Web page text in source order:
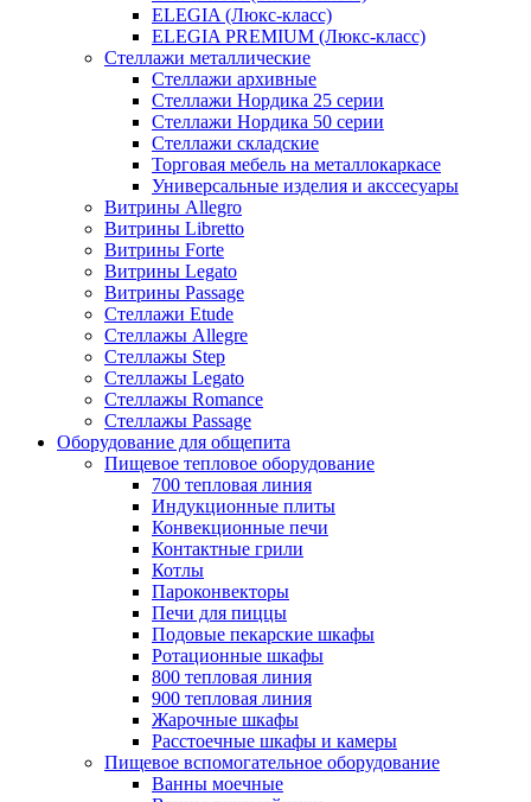
ELEGIA (Люкс-класс)
ELEGIA PREMIUM (Люкс-класс)
Стеллажи металлические
Стеллажи архивные
Стеллажи Нордика 25 серии
Стеллажи Нордика 50 серии
Стеллажи складские
Торговая мебель на металлокаркасе
Универсальные изделия и акссесуары
Витрины Allegro
Витрины Libretto
Витрины Forte
Витрины Legato
Витрины Passage
Стеллажи Etude
Стеллажы Allegre
Стеллажы Step
Стеллажы Legato
Стеллажы Romance
Стеллажы Passage
Оборудование для общепита
Пищевое тепловое оборудование
700 тепловая линия
Индукционные плиты
Конвекционные печи
Контактные грили
Котлы
Пароконвекторы
Печи для пиццы
Подовые пекарские шкафы
Ротационные шкафы
800 тепловая линия
900 тепловая линия
Жарочные шкафы
Расстоечные шкафы и камеры
Пищевое вспомогательное оборудование
Ванны моечные